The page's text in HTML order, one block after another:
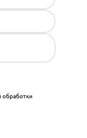
обработки